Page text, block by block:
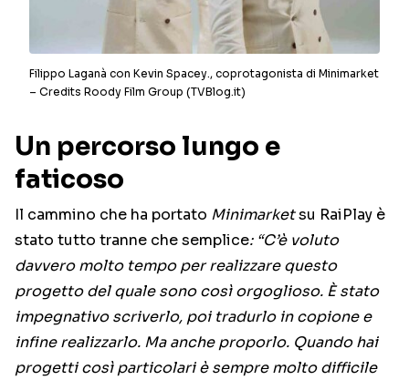
Filippo Laganà con Kevin Spacey., coprotagonista di Minimarket
– Credits Roody Film Group (TVBlog.it)
Un percorso lungo e
faticoso
Il cammino che ha portato Minimarketsu RaiPlay è
stato tutto tranne che semplice: “C’è voluto
davvero molto tempo per realizzare questo
progetto del quale sono così orgoglioso. È stato
impegnativo scriverlo, poi tradurlo in copione e
infine realizzarlo. Ma anche proporlo. Quando hai
progetti così particolari è sempre molto difficile